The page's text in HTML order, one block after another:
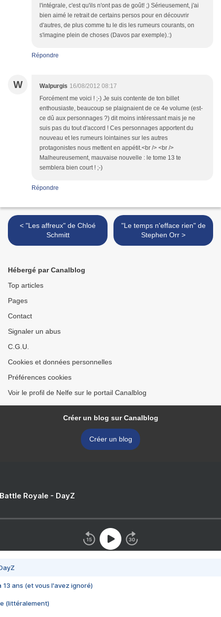
l'intégrale, c'est qu'ils n'ont pas de goût! ;) Sérieusement, j'ai
bien aimé le retrait de certains persos pour en découvrir
d'autres, de plus comme tu le dis les rumeurs courants, on
s'imagine plein de choses (Davos par exemple).:)
Répondre
W Walpurgis 16/08/2012 08:17
Forcément me voici ! ;-) Je suis contente de ton billet
enthousiaste, beaucoup se plaignaient de ce 4e volume (est-
ce dû aux personnages ?) dit moins intéressant mais je ne
suis pas du tout d'accord ! Ces personnages apportent du
nouveau et les rumeurs lointaines sur les autres
protagonistes nous mettent en appétit.<br /> <br />
Malheureusement, mauvaise nouvelle : le tome 13 te
semblera bien court ! ;-)
Répondre
< "Les affreux" de Chloé
Schmitt
"Le temps n'efface rien" de
Stephen Orr >
Hébergé par Canalblog
Top articles
Pages
Contact
Signaler un abus
C.G.U.
Cookies et données personnelles
Préférences cookies
Voir le profil de Nelfe sur le portail Canalblog
Créer un blog sur Canalblog
Créer un blog
Royale - DayZ
13 ans (et vous l'avez ignoré)
(littéralement)